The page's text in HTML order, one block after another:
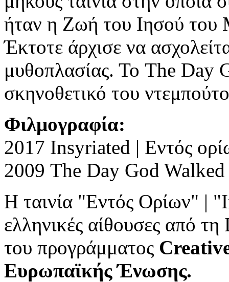
ήταν η Ζωή του Ιησού
Έκτοτε άρχισε να
μυθοπλασίας. Το The Day
σκηνοθετικό του
Φιλμογραφία:
2017 Insyriated | Εντός
2009 The Day God
H ταινία "Εντός Ορίων" |
ελληνικές αίθουσες από
του προγράμματος
Ευρωπαϊκής Ένωσης.